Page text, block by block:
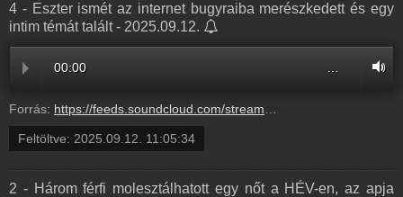
4 - Eszter ismét az internet bugyraiba merészkedett és egy
intim témát talált - 2025.09.12.
00:00
Forrás: https://feeds.soundcloud.com/stream/2169330639-balazsek-4-eszter-ismet-az-internet-bugyraiba-mereszkedett-es-egy-intim-temat-talalt-4.mp3
Feltöltve: 2025.09.12. 11:05:34
2 - Három férfi molesztálhatott egy nőt a HÉV-en, az apja